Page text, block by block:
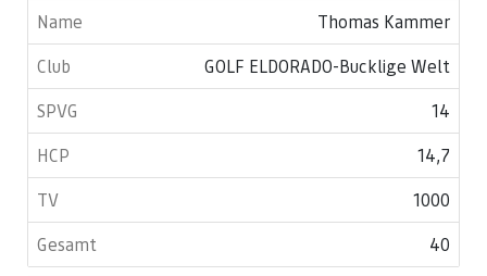
Thomas Kammer
GOLF ELDORADO-Bucklige Welt
14
14,7
1000
40